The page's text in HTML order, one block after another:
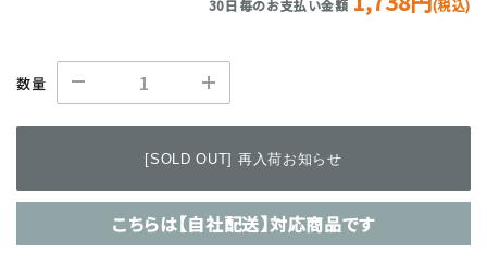
30日毎のお支払い金額 (税込)
数量
[SOLD OUT] 再入荷お知らせ
こちらは【自社配送】対応商品です